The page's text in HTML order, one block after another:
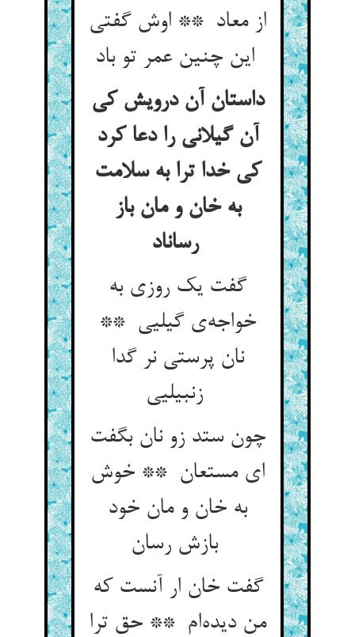
از معاد ** اوش گفتی
این چنین عمر تو باد
داستان آن درویش کی
آن گیلانی را دعا کرد
کی خدا ترا به سلامت
به خان و مان باز
رساناد
گفت یک روزی به
خواجه‌ی گیلیی **
نان پرستی نر گدا
چون ستد زو نان بگفت
ای مستعان ** خوش
به خان و مان خود
بازش رسان
گفت خان ار آنست که
من دیده‌ام ** حق ترا